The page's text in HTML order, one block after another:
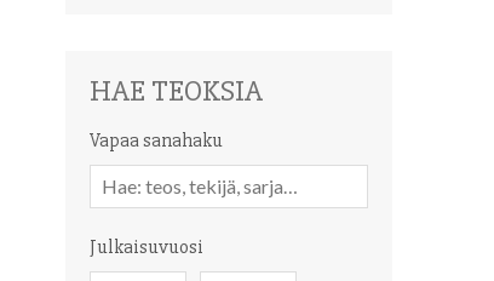
HAE TEOKSIA
Vapaa sanahaku
sanahaku
Julkaisuvuosi